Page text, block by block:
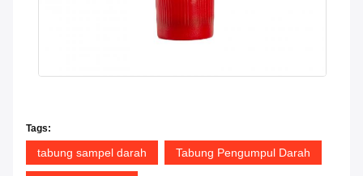
Tags:
tabung sampel darah Tabung Pengumpul Darah